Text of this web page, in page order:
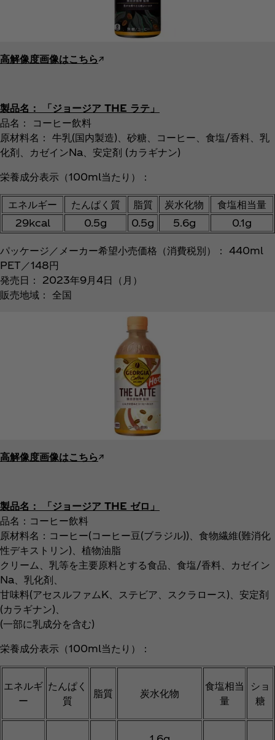
高解像度画像はこちら↗︎
製品名： 「ジョージア THE ラテ」
品名： コーヒー飲料
原材料名： 牛乳(国内製造)、砂糖、コーヒー、食塩/香料、乳
化剤、カゼインNa、安定剤 (カラギナン)
栄養成分表示（100ml当たり）：
エネルギー たんぱく質 脂質 炭水化物
食塩相当量
29kcal
0.5g 0.5g 5.6g 0.1g
パッケージ／メーカー希望小売価格（消費税別）： 440ml
PET／148円
発売日： 2023年9月4日（月）
販売地域： 全国
高解像度画像はこちら↗︎
製品名： 「ジョージア THE ゼロ」
品名：コーヒー飲料
原材料名：コーヒー(コーヒー豆(ブラジル))、食物繊維(難消化
性デキストリン)、植物油脂
クリーム、乳等を主要原料とする食品、食塩/香料、カゼイン
Na、乳化剤、
甘味料(アセスルファムK、ステビア、スクラロース)、安定剤
(カラギナン)、
(一部に乳成分を含む)
栄養成分表示（100ml当たり）：
エネルギ
ー
たんぱく
質
脂質 炭水化物
食塩相当
量
ショ
糖